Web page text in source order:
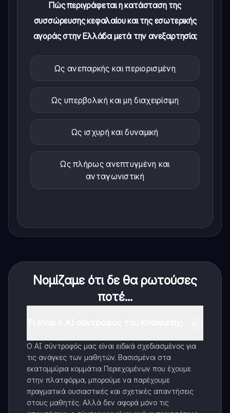
Πώς περιγράφεται η κατάσταση της
συσσώρευσης κεφαλαίου και της εσωτερικής
αγοράς στην Ελλάδα μετά την ανεξαρτησία;
Ως ανεπαρκής και περιορισμένη
Ως υπερβολική και μη διαχειρίσιμη
Ως ισχυρή και δυναμική
Ως πλήρως ανεπτυγμένη και
ανταγωνιστική
Νομίζαμε ότι δε θα ρωτούσες
ποτέ...
Ο AI σύντροφός μας είναι ειδικά σχεδιασμένος για
τις ανάγκες των μαθητών. Βασισμένοι στα
εκατομμύρια κομμάτια Περιεχομένων που έχουμε
στην πλατφόρμα, μπορούμε να παρέχουμε
πραγματικά ουσιαστικές και σχετικές απαντήσεις
στους μαθητές. Αλλά δεν αφορά μόνο τις